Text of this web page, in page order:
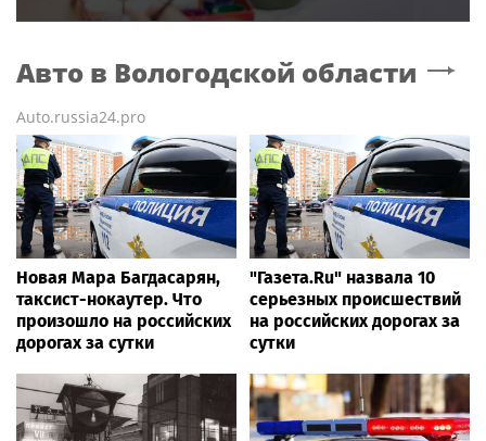
Авто в Вологодской области
Auto.russia24.pro
Новая Мара Багдасарян,
таксист-нокаутер. Что
произошло на российских
дорогах за сутки
"Газета.Ru" назвала 10
серьезных происшествий
на российских дорогах за
сутки